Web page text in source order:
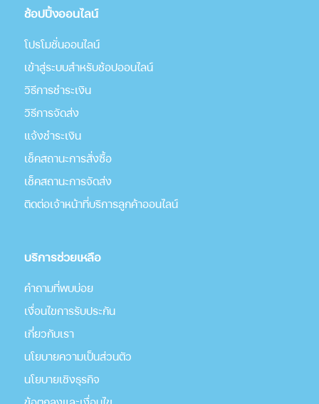
ช้อปปิ้งออนไลน์
โปรโมชั่นออนไลน์
เข้าสู่ระบบสำหรับช้อปออนไลน์
วิธีการชำระเงิน
วิธีการจัดส่ง
แจ้งชำระเงิน
เช็คสถานะการสั่งซื้อ
เช็คสถานะการจัดส่ง
ติดต่อเจ้าหน้าที่บริการลูกค้าออนไลน์
บริการช่วยเหลือ
คำถามที่พบบ่อย
เงื่อนไขการรับประกัน
เกี่่ยวกับเรา
นโยบายความเป็นส่วนตัว
นโยบายเชิงธุรกิจ